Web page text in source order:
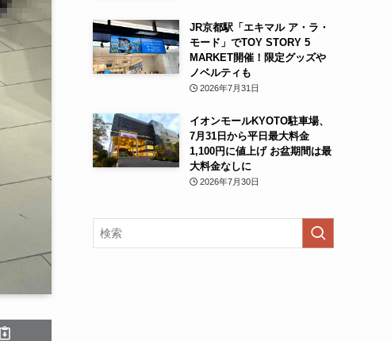
JR京都駅「エキマル ア・ラ・
モード」でTOY STORY 5
MARKET開催！限定グッズや
ノベルティも
2026年7月31日
イオンモールKYOTO駐車場、
7月31日から平日最大料金
1,100円に値上げ お盆期間は最
大料金なしに
2026年7月30日